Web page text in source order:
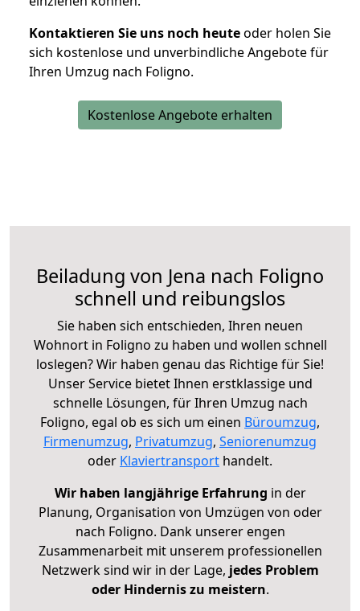
Kontaktieren Sie uns noch heuteoder holen Sie
sich kostenlose und unverbindliche Angebote für
Ihren Umzug nach Foligno.
Kostenlose Angebote erhalten
Beiladung von Jena nach Foligno
schnell und reibungslos
Sie haben sich entschieden, Ihren neuen
Wohnort in Foligno zu haben und wollen schnell
loslegen? Wir haben genau das Richtige für Sie!
Unser Service bietet Ihnen erstklassige und
schnelle Lösungen, für Ihren Umzug nach
Foligno, egal ob es sich um einen Büroumzug,
Firmenumzug, Privatumzug, Seniorenumzug
oder Klaviertransport handelt.
Wir haben langjährige Erfahrung in der
Planung, Organisation von Umzügen von oder
nach Foligno. Dank unserer engen
Zusammenarbeit mit unserem professionellen
Netzwerk sind wir in der Lage, jedes Problem
oder Hindernis zu meistern.